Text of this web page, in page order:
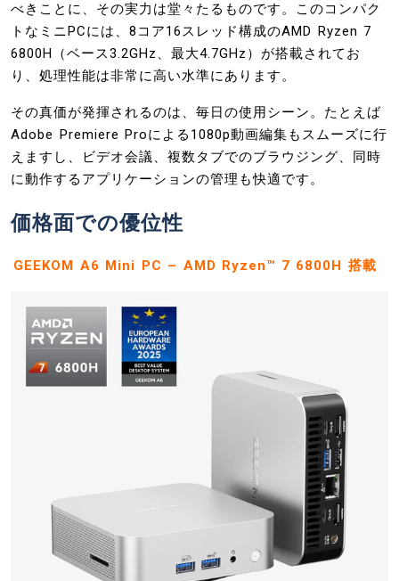
べきことに、その実力は堂々たるものです。このコンパク
トなミニPCには、8コア16スレッド構成のAMD Ryzen 7
6800H（ベース3.2GHz、最大4.7GHz）が搭載されてお
り、処理性能は非常に高い水準にあります。
その真価が発揮されるのは、毎日の使用シーン。たとえば
Adobe Premiere Proによる1080p動画編集もスムーズに行
えますし、ビデオ会議、複数タブでのブラウジング、同時
に動作するアプリケーションの管理も快適です。
価格面での優位性
GEEKOM A6 Mini PC – AMD Ryzen™ 7 6800H 搭載